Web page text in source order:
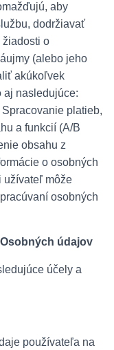
aby
dodržiavať
žiadosti o
(alebo jeho
akúkoľvek
aj nasledujúce:
platieb,
a funkcií (A/B
obsahu z
o osobných
užívateľ môže
osobných
údajov
účely a
používateľa na